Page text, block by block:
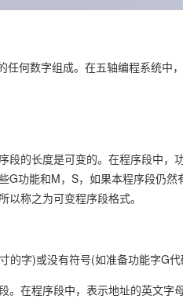
何数字组成。在五轴编程系统中
段的长度是可变的。在程序段中
功能和M，S，如果本程序段仍
称之为可变程序段格式。
字)或没有符号(如准备功能字G代
在程序段中，表示地址的英文字